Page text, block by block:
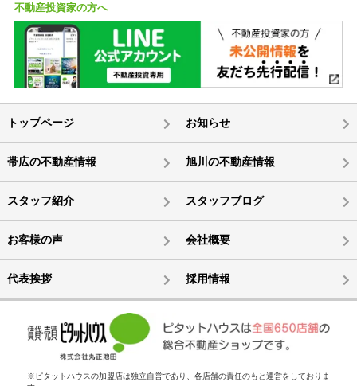
不動産投資家の方へ
トップページ お知らせ
帯広の不動産情報 旭川の不動産情報
スタッフ紹介 スタッフブログ
お客様の声 会社概要
代表挨拶 採用情報
※ピタットハウスの加盟店は独立自営であり、各店舗の責任のもと運営をしておりま